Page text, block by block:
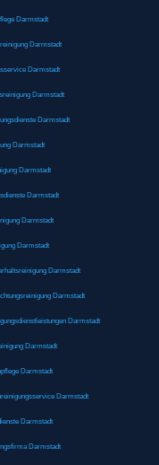
Darmstadt
Darmstadt
Darmstadt
Darmstadt
Darmstadt
Darmstadt
Darmstadt
Darmstadt
Darmstadt
Darmstadt
Darmstadt
Darmstadt
Darmstadt
Darmstadt
Darmstadt
Darmstadt
Darmstadt
Darmstadt